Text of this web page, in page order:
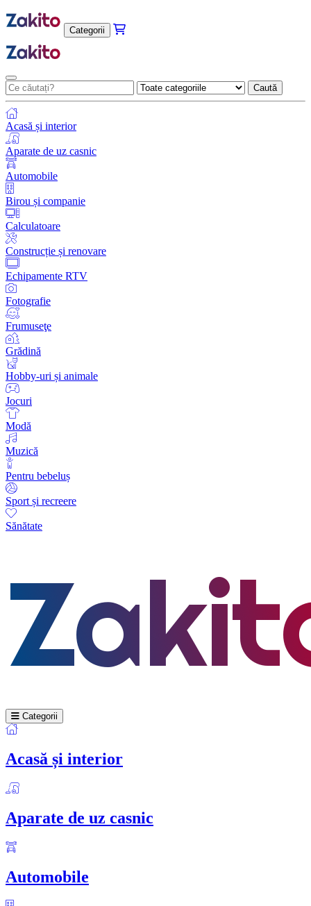
Categorii
Caută
Acasă și interior
Aparate de uz casnic
Automobile
Birou și companie
Calculatoare
Construcție și renovare
Echipamente RTV
Fotografie
Frumuseţe
Grădină
Hobby-uri și animale
Jocuri
Modă
Muzică
Pentru bebeluș
Sport și recreere
Sănătate
Categorii
Acasă și interior
Aparate de uz casnic
Automobile